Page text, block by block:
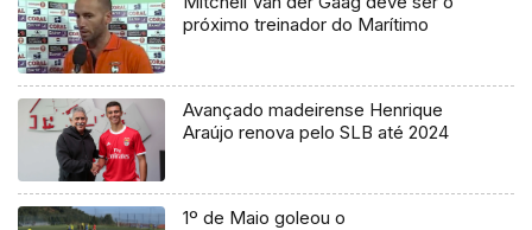
próximo treinador do Marítimo
Avançado madeirense Henrique
Araújo renova pelo SLB até 2024
1º de Maio goleou o